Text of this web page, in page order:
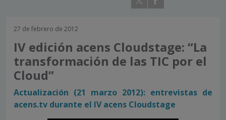
27 de febrero de 2012
IV edición acens Cloudstage: “La
transformación de las TIC por el
Cloud”
Actualización (21 marzo 2012): entrevistas de
acens.tv durante el IV acens Cloudstage